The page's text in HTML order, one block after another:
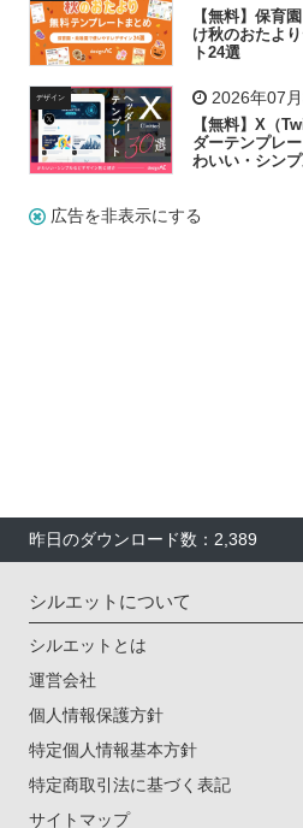
【無料】保育
け秋のおたよ
ト24選
デザイン 2026年07
【無料】X（
ダーテンプレ
わいい・シン
広告を非表示にする
昨日のダウンロード数：2,389
シルエットについて
シルエットとは
運営会社
個人情報保護方針
特定個人情報基本方針
特定商取引法に基づく表記
サイトマップ